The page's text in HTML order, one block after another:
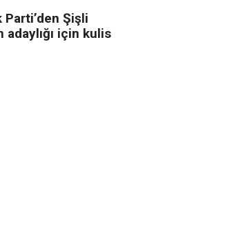
Parti’den Şişli
adaylığı için kulis